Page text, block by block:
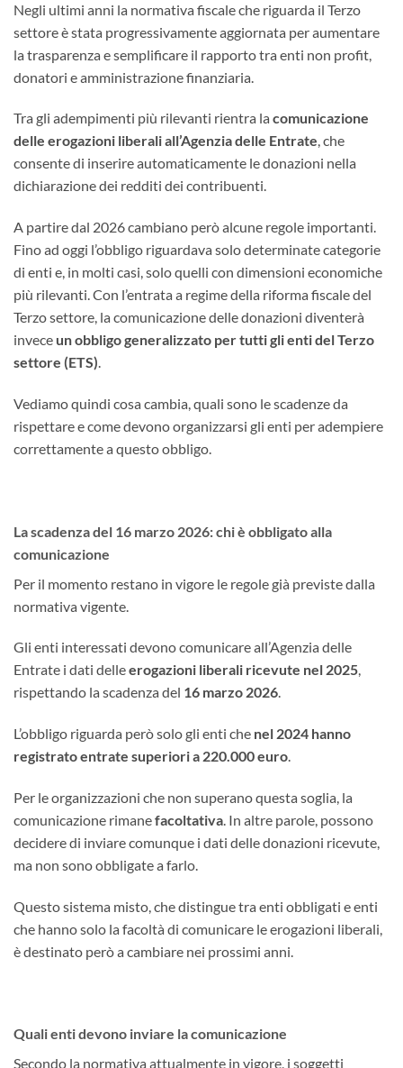
Negli ultimi anni la normativa fiscale che riguarda il Terzo
settore è stata progressivamente aggiornata per aumentare
la trasparenza e semplificare il rapporto tra enti non profit,
donatori e amministrazione finanziaria.
Tra gli adempimenti più rilevanti rientra la comunicazione
delle erogazioni liberali all’Agenzia delle Entrate, che
consente di inserire automaticamente le donazioni nella
dichiarazione dei redditi dei contribuenti.
A partire dal 2026 cambiano però alcune regole importanti.
Fino ad oggi l’obbligo riguardava solo determinate categorie
di enti e, in molti casi, solo quelli con dimensioni economiche
più rilevanti. Con l’entrata a regime della riforma fiscale del
Terzo settore, la comunicazione delle donazioni diventerà
invece un obbligo generalizzato per tutti gli enti del Terzo
settore (ETS).
Vediamo quindi cosa cambia, quali sono le scadenze da
rispettare e come devono organizzarsi gli enti per adempiere
correttamente a questo obbligo.
La scadenza del 16 marzo 2026: chi è obbligato alla
comunicazione
Per il momento restano in vigore le regole già previste dalla
normativa vigente.
Gli enti interessati devono comunicare all’Agenzia delle
Entrate i dati delleerogazioni liberali ricevute nel 2025,
rispettando la scadenza del 16 marzo 2026.
L’obbligo riguarda però solo gli enti che nel 2024 hanno
registrato entrate superiori a 220.000 euro.
Per le organizzazioni che non superano questa soglia, la
comunicazione rimanefacoltativa. In altre parole, possono
decidere di inviare comunque i dati delle donazioni ricevute,
ma non sono obbligate a farlo.
Questo sistema misto, che distingue tra enti obbligati e enti
che hanno solo la facoltà di comunicare le erogazioni liberali,
è destinato però a cambiare nei prossimi anni.
Quali enti devono inviare la comunicazione
Secondo la normativa attualmente in vigore, i soggetti